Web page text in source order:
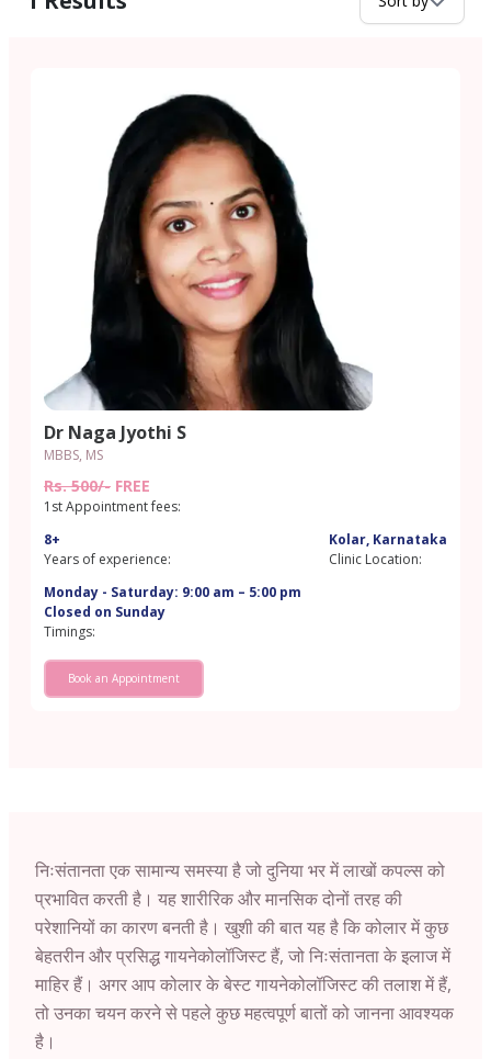
Dr Naga Jyothi S
MBBS, MS
Rs. 500/- FREE
1st Appointment fees:
8+
Years of experience:
Kolar, Karnataka
Clinic Location:
Monday - Saturday: 9:00 am – 5:00 pm
Closed on Sunday
Timings:
Book an Appointment
निःसंतानता एक सामान्य समस्या है जो दुनिया भर में लाखों कपल्स को
प्रभावित करती है। यह शारीरिक और मानसिक दोनों तरह की
परेशानियों का कारण बनती है। खुशी की बात यह है कि कोलार में कुछ
बेहतरीन और प्रसिद्ध गायनेकोलॉजिस्ट हैं, जो निःसंतानता के इलाज में
माहिर हैं। अगर आप कोलार के बेस्ट गायनेकोलॉजिस्ट की तलाश में हैं,
तो उनका चयन करने से पहले कुछ महत्वपूर्ण बातों को जानना आवश्यक
है।